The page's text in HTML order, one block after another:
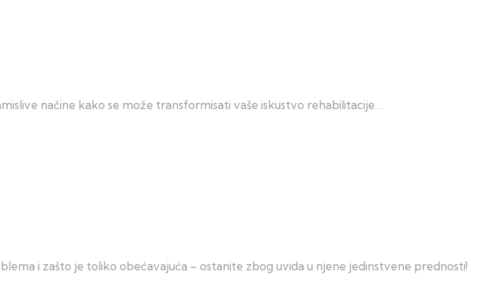
načine kako se može transformisati vaše iskustvo rehabilitacije…
i zašto je toliko obećavajuća – ostanite zbog uvida u njene jedinstvene prednosti!